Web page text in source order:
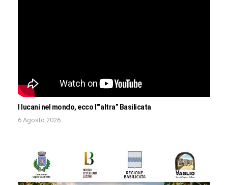
I lucani nel mondo, ecco l'”altra” Basilicata
6 Agosto 2026